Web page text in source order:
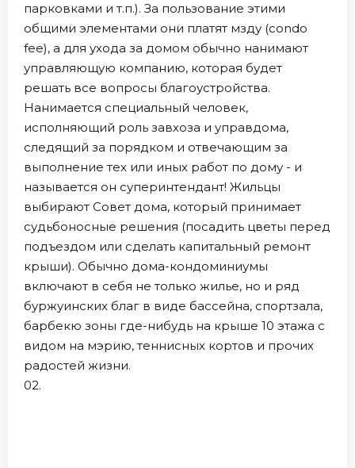
парковками и т.п.). За пользование этими
общими элементами они платят мзду (condo
fee), а для ухода за домом обычно нанимают
управляющую компанию, которая будет
решать все вопросы благоустройства.
Нанимается специальный человек,
исполняющий роль завхоза и управдома,
следящий за порядком и отвечающим за
выполнение тех или иных работ по дому - и
называется он суперинтендант! Жильцы
выбирают Совет дома, который принимает
судьбоносные решения (посадить цветы перед
подъездом или сделать капитальный ремонт
крыши). Обычно дома-кондоминиумы
включают в себя не только жилье, но и ряд
буржуинских благ в виде бассейна, спортзала,
барбекю зоны где-нибудь на крыше 10 этажа с
видом на мэрию, теннисных кортов и прочих
радостей жизни.
02.